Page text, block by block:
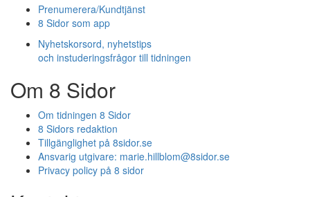
Prenumerera/Kundtjänst
8 Sidor som app
Nyhetskorsord, nyhetstips
och instuderingsfrågor till tidningen
Om 8 Sidor
Om tidningen 8 Sidor
8 Sidors redaktion
Tillgänglighet på 8sidor.se
Ansvarig utgivare: marie.hillblom@8sidor.se
Privacy policy på 8 sidor